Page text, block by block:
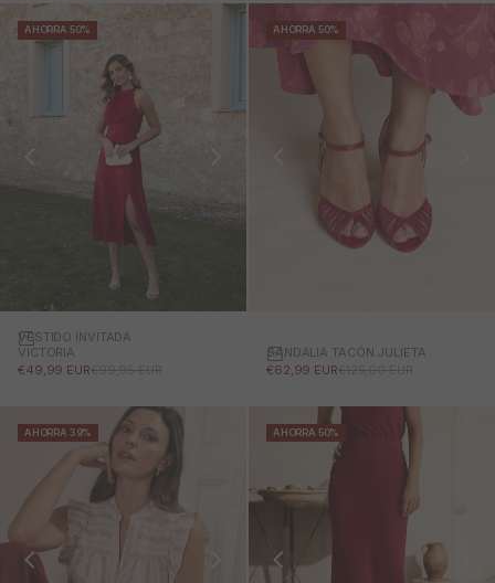
AHORRA 50%
VESTIDO INVITADA
VICTORIA
PRECIO DE OFERTA
€49,99 EURPRECIO NORMAL
€99,95 EUR
AHORRA 50%
SANDALIA TACÓN JULIETA
PRECIO DE OFERTA
€62,99 EURPRECIO NORMAL
€125,00 EUR
AHORRA 39% AHORRA 50%